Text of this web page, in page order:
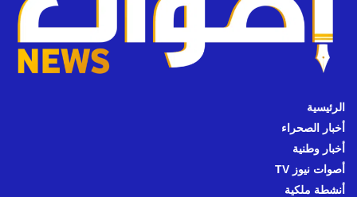
الرئيسية
أخبار الصحراء
أخبار وطنية
أصوات نيوز TV
أنشطة ملكية